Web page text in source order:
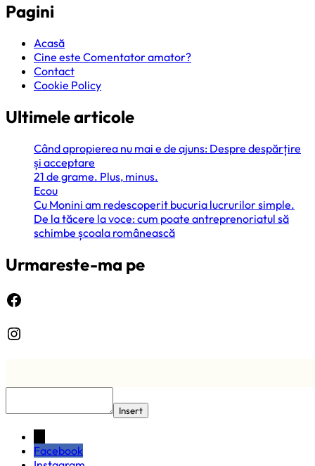
Pagini
Acasă
Cine este Comentator amator?
Contact
Cookie Policy
Ultimele articole
Când apropierea nu mai e de ajuns: Despre despărțire
și acceptare
21 de grame. Plus, minus.
Ecou
Cu Monini am redescoperit bucuria lucrurilor simple.
De la tăcere la voce: cum poate antreprenoriatul să
schimbe școala românească
Urmareste-ma pe
Facebook
Instagram
Insert
Facebook